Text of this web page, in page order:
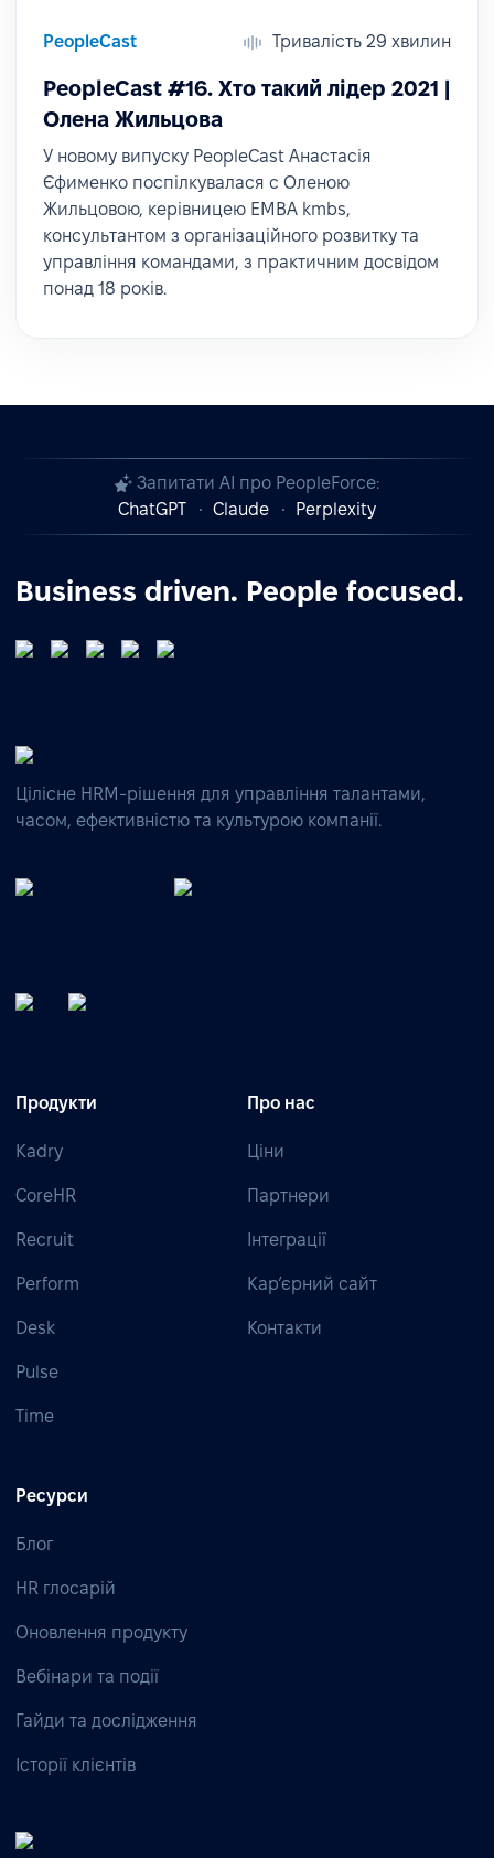
PeopleCast Тривалість 29 хвилин
PeopleCast #16. Хто такий лідер 2021 |
Олена Жильцова
У новому випуску PeopleCast Анастасія
Єфименко поспілкувалася c Оленою
Жильцовою, керівницею EMBA kmbs,
консультантом з організаційного розвитку та
управління командами, з практичним досвідом
понад 18 років.
Запитати AI про PeopleForce:
ChatGPT
Claude Perplexity
Business driven. People focused.
Цілісне HRM-рішення для управління талантами,
часом, ефективністю та культурою компанії.
Продукти
Kadry
CoreHR
Recruit
Perform
Desk
Pulse
Time
Про нас
Ціни
Партнери
Інтеграції
Кар’єрний сайт
Контакти
Ресурси
Блог
HR глосарій
Оновлення продукту
Вебінари та події
Гайди та дослідження
Історії клієнтів